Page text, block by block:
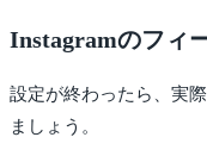
Instagramのフィ
設定が終わったら、実
ましょう。